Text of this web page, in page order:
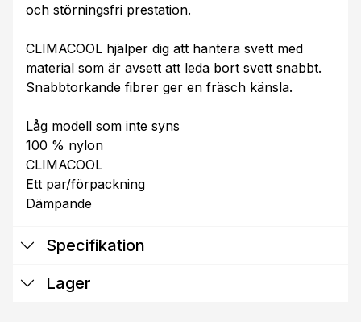
och störningsfri prestation.
CLIMACOOL hjälper dig att hantera svett med
material som är avsett att leda bort svett snabbt.
Snabbtorkande fibrer ger en fräsch känsla.
Låg modell som inte syns
100 % nylon
CLIMACOOL
Ett par/förpackning
Dämpande
Specifikation
Lager